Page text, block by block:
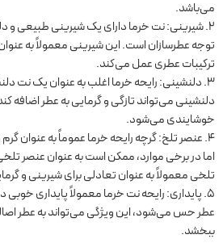
می‌باشد.
شیرینی: نت خرما دارای یک شیرینی طبیعی و
توجه عطرسازان است. این شیرینی معمولاً به
ترکیبات عطری عمل می‌کند.
دلنشینی: رایحه خرما اغلب به عنوان یک نت
دلنشینی می‌تواند تازگی و گرمایی به عطر اضافه
خوشایندی می‌شود.
عنصر تلخ: گرچه رایحه خرما عموماً به عنوان
اما در برخی موارد، ممکن است به عنوان عنصر
تلخی معمولاً به عنوان تعادلی برای شیرینی و
پایداری: رایحه نت خرما معمولاً پایداری خوبی
عطر حس می‌شود، این ویژگی می‌تواند به عطر
ببخشد.